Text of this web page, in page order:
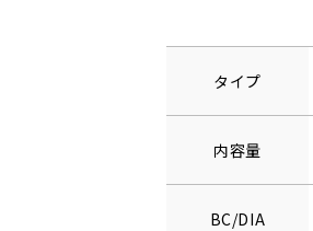
タイプ
内容量
BC/DIA